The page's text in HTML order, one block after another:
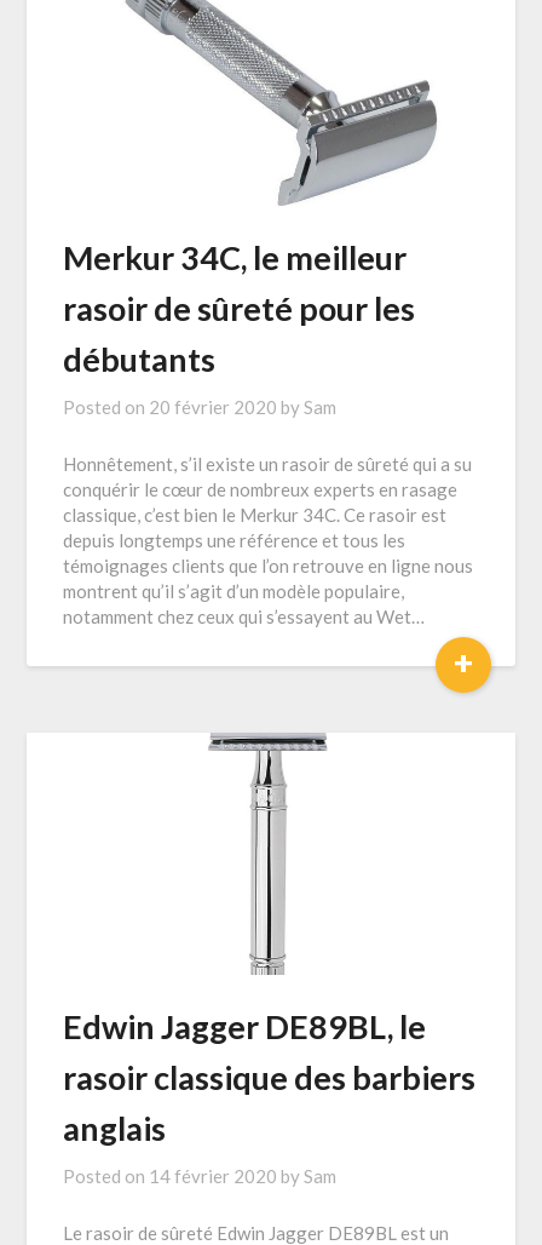
Merkur 34C, le meilleur
rasoir de sûreté pour les
débutants
Posted on 20 février 2020 bySam
Honnêtement, s’il existe un rasoir de sûreté qui a su
conquérir le cœur de nombreux experts en rasage
classique, c’est bien le Merkur 34C. Ce rasoir est
depuis longtemps une référence et tous les
témoignages clients que l’on retrouve en ligne nous
montrent qu’il s’agit d’un modèle populaire,
notamment chez ceux qui s’essayent au Wet…
+
Edwin Jagger DE89BL, le
rasoir classique des barbiers
anglais
Posted on 14 février 2020 bySam
Le rasoir de sûreté Edwin Jagger DE89BL est un